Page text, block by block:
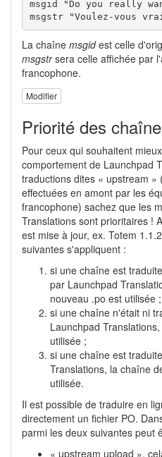
msgid "Do you really
msgstr "Voulez-vous
La chaîne msgidest celle
msgstrsera celle affichée par
francophone.
Modifier
Priorité des
Pour ceux qui souhaitent
comportement de Launchpad
traductions dites « upstream
effectuées en amont par les
francophone) sachez que les
Translations sont prioritaires !
est mise à jour, ex. Totem
suivantes s'appliquent :
si une chaîne est
par Launchpad
nouveau .po est utilisée ;
si une chaîne n'était ni
Launchpad
utilisée ;
si une chaîne est
Translations, la chaîne
utilisée.
Il est possible de traduire en
directement un fichier PO.
parmi les deux suivantes peut
« upstream upload »,